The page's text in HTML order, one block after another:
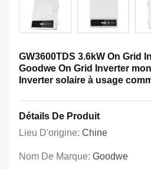
GW3600TDS 3.6kW On Grid
Goodwe On Grid Inverter
Inverter solaire à usage
Détails De Produit
Lieu D'origine: Chine
Nom De Marque: Goodwe